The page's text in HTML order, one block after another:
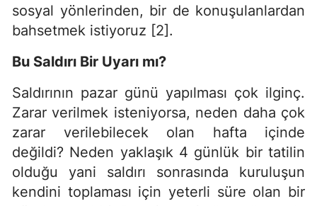
sosyal yönlerinden, bir de konuşulanlardan
bahsetmek istiyoruz [2].
Bu Saldırı Bir Uyarı mı?
Saldırının pazar günü yapılması çok ilginç.
Zarar verilmek isteniyorsa, neden daha çok
zarar verilebilecek olan hafta içinde
değildi? Neden yaklaşık 4 günlük bir tatilin
olduğu yani saldırı sonrasında kuruluşun
kendini toplaması için yeterli süre olan bir